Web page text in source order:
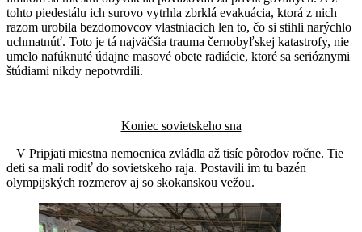
tohto piedestálu ich surovo vytrhla zbrklá evakuácia, ktorá z nich
razom urobila bezdomovcov vlastniacich len to, čo si stihli narýchlo
uchmatnúť. Toto je tá najväčšia trauma černobyľskej katastrofy, nie
umelo nafúknuté údajne masové obete radiácie, ktoré sa serióznymi
štúdiami nikdy nepotvrdili.
Koniec sovietskeho sna
V Pripjati miestna nemocnica zvládla až tisíc pôrodov ročne. Tie
deti sa mali rodiť do sovietskeho raja. Postavili im tu bazén
olympijských rozmerov aj so skokanskou vežou.